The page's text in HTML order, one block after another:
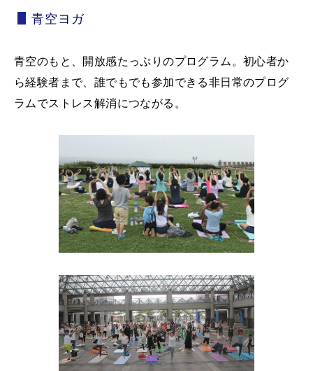
青空ヨガ
青空のもと、開放感たっぷりのプログラム。初心者か
ら経験者まで、誰でもでも参加できる非日常のプログ
ラムでストレス解消につながる。